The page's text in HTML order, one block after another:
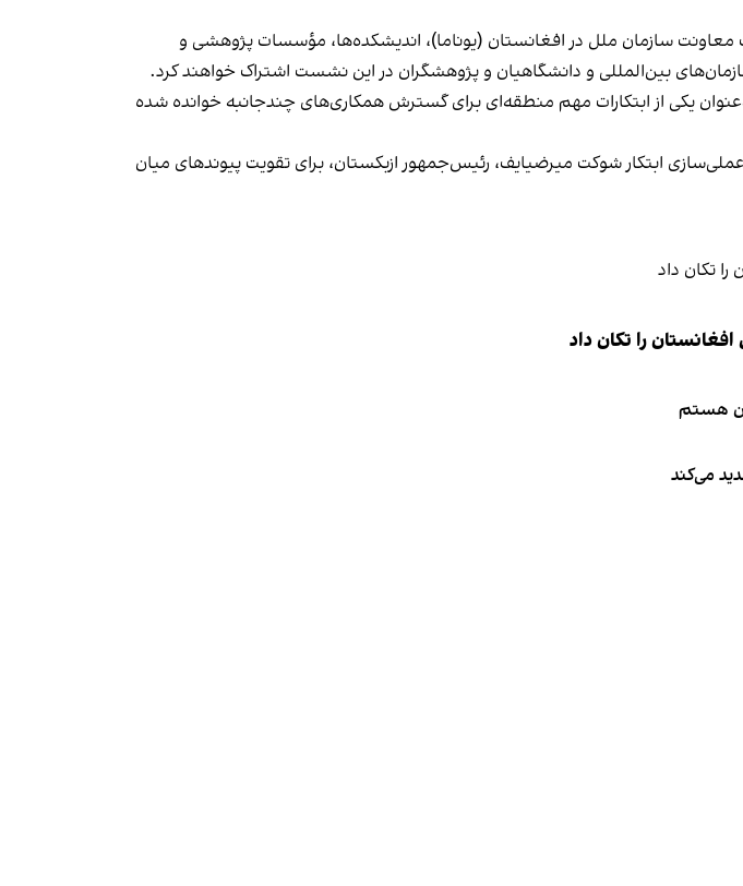
معاونت سازمان ملل در افغانستان (یوناما)، اندیشکده‌ها، مؤسسات پژوهشی و
بین‌المللی و دانشگاهیان و پژوهشگران در این نشست اشتراک خواهند کرد.
یکی از ابتکارات مهم منطقه‌ای برای گسترش همکاری‌های چندجانبه خوانده شده
شد، با هدف عملی‌سازی ابتکار شوکت میرضیایف، رئیس‌جمهور ازبکستان، برای تقویت پیوندهای میان
را تکان داد
هستم
می‌کند